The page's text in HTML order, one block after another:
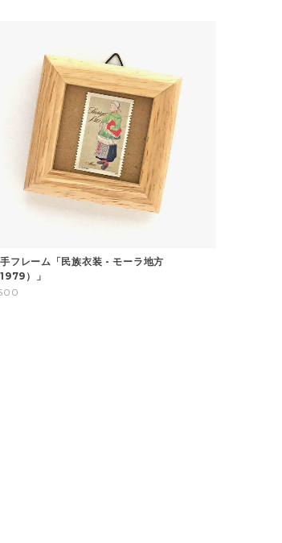
フレーム「民族衣装 - モーラ地方
1979）」